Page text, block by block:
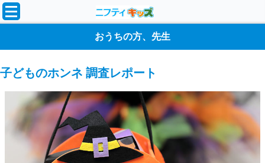
おうちの方、先生
子どものホンネ 調査レポート